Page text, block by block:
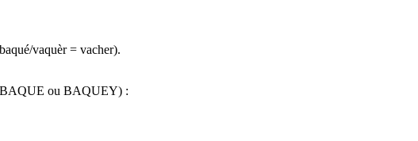
vaquèr = vacher).
ou BAQUEY) :